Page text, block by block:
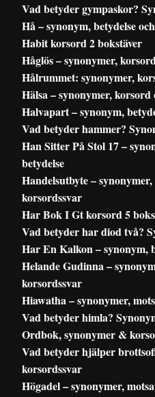
Vad betyder gympaskor?
Hå – synonym, betydelse
Habit korsord 2 bokstäver
Håglös – synonymer,
Hålrummet: synonymer,
Hälsa – synonymer, korsord
Halvapart – synonym,
Vad betyder hammer?
Han Sitter På Stol 17 –
betydelse
Handelsutbyte –
korsordssvar
Har Bok I Gt korsord 5
Vad betyder har diod två?
Har En Kalkon – synonym,
Helande Gudinna –
korsordssvar
Hiawatha – synonymer,
Vad betyder himla?
Ordbok, synonymer &
Vad betyder hjälper
korsordssvar
Högadel – synonymer,